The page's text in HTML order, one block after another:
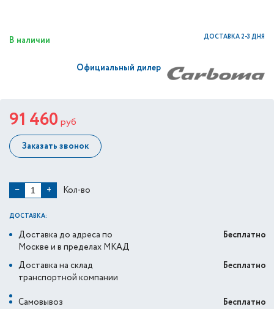
В наличии ДОСТАВКА 2-3 ДНЯ
Официальный дилер
91 460 руб
Заказать звонок
− + Кол-во
ДОСТАВКА:
Доставка до адреса по
Москве и в пределах МКАД
Бесплатно
Доставка на склад
транспортной компании
Бесплатно
Самовывоз
Бесплатно